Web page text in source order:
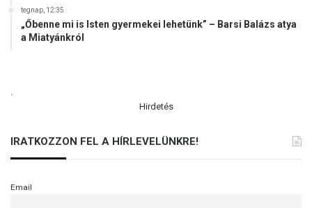
tegnap, 12:35
„Őbenne mi is Isten gyermekei lehetünk” – Barsi Balázs atya
a Miatyánkról
Hirdetés
IRATKOZZON FEL A HÍRLEVELÜNKRE!
Email